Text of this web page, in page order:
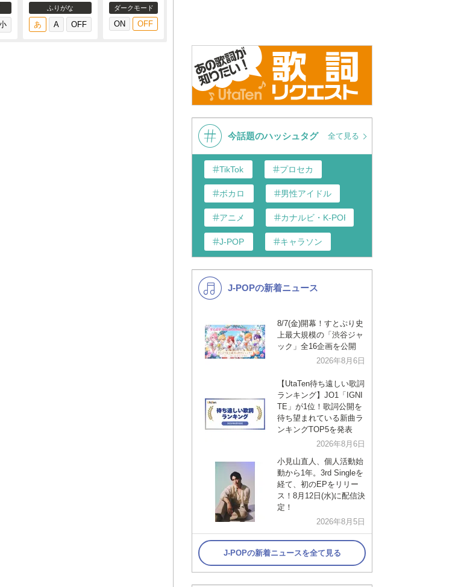
ふりがな ダークモード
今話題のハッシュタグ 全て見る
TikTok プロセカ
ボカロ 男性アイドル
アニメ カナルビ・K-POP和訳
J-POP キャラソン
K-POP バンド
VTuber ディズニー
J-POPの新着ニュース
8/7(金)開幕！すとぷり史
上最大規模の「渋谷ジャ
ック」全16企画を公開
2026年8月6日
【UtaTen待ち遠しい歌詞
ランキング】JO1「IGNI
TE」が1位！歌詞公開を
待ち望まれている新曲ラ
ンキングTOP5を発表
2026年8月6日
小見山直人、個人活動始
動から1年。3rd Singleを
経て、初のEPをリリー
ス！8月12日(水)に配信決
定！
2026年8月5日
J-POPの新着ニュースを全て見る